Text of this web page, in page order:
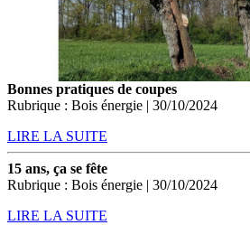
Bonnes pratiques de coupes
Rubrique : Bois énergie | 30/10/2024
LIRE LA SUITE
15 ans, ça se fête
Rubrique : Bois énergie | 30/10/2024
LIRE LA SUITE